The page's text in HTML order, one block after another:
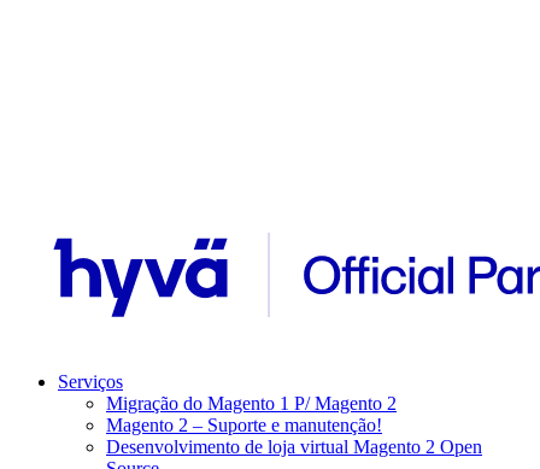
Serviços
Migração do Magento 1 P/ Magento 2
Magento 2 – Suporte e manutenção!
Desenvolvimento de loja virtual Magento 2 Open